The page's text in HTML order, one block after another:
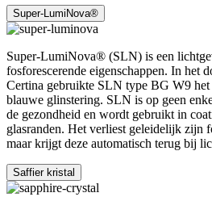
Super-LumiNova®
Super-LumiNova® (SLN) is een
fosforescerende eigenschappen. In het
Certina gebruikte SLN type BG W9 het
blauwe glinstering. SLN is op geen
de gezondheid en wordt gebruikt in
glasranden. Het verliest geleidelijk zijn
maar krijgt deze automatisch terug bij
Saffier kristal